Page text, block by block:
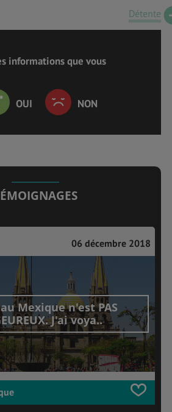
Détente
informations que vous
OUI NON
06 décembre 2018
Mexique n'est PAS
J'ai voya..